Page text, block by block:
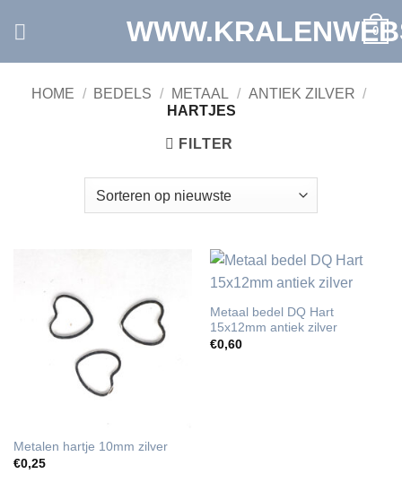
0
HOME / BEDELS / METAAL / ANTIEK ZILVER /
HARTJES
FILTER
Metalen hartje 10mm zilver
€0,25
Metaal bedel DQ Hart
15x12mm antiek zilver
€0,60